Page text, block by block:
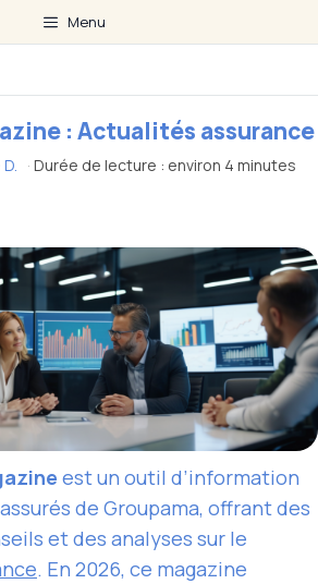
Menu
: Actualités assurance
· Durée de lecture : environ 4 minutes
est un outil d’information
de Groupama, offrant des
et des analyses sur le
. En 2026, ce magazine